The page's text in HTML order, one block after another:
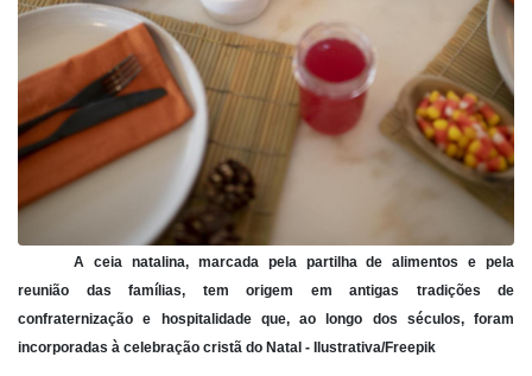
A ceia natalina, marcada pela partilha de alimentos e pela
reunião das famílias, tem origem em antigas tradições de
confraternização e hospitalidade que, ao longo dos séculos, foram
incorporadas à celebração cristã do Natal - Ilustrativa/Freepik